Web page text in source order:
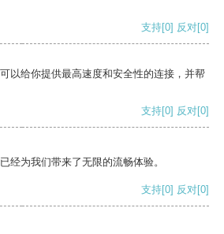
支持[0] 反对[0]
以给你提供最高速度和安全性的连接，并帮
支持[0] 反对[0]
经为我们带来了无限的流畅体验。
支持[0] 反对[0]